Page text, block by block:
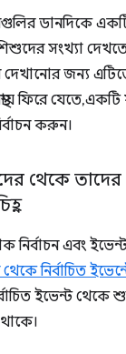
ডানদিকে
সংখ্যা
দেখানোর জন্য
ফিরে যেতে,
করুন।
থেকে
নির্বাচন এবং
নির্বাচিত
ইভেন্ট